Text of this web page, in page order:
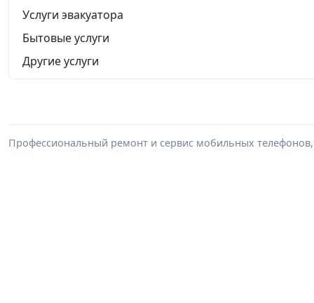
Услуги эвакуатора
Бытовые услуги
Другие услуги
Профессиональный ремонт и сервис мобильных